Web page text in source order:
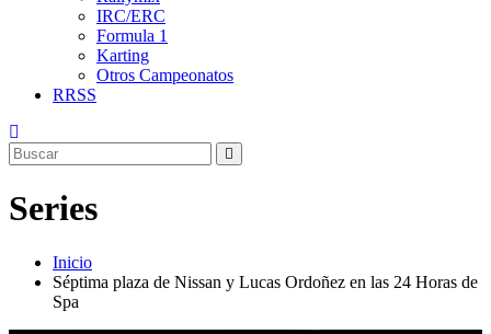
IRC/ERC
Formula 1
Karting
Otros Campeonatos
RRSS
Series
Inicio
Séptima plaza de Nissan y Lucas Ordoñez en las 24 Horas de
Spa